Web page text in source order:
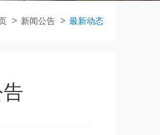
新闻公告 最新动态